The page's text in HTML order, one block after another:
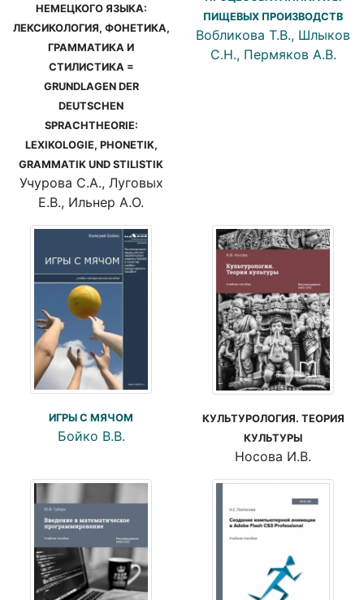
НЕМЕЦКОГО ЯЗЫКА:
ЛЕКСИКОЛОГИЯ, ФОНЕТИКА,
ГРАММАТИКА И
СТИЛИСТИКА =
GRUNDLAGEN DER
DEUTSCHEN
SPRACHTHEORIE:
LEXIKOLOGIE, PHONETIK,
GRAMMATIK UND STILISTIK
Учурова С.А., Луговых
Е.В., Ильнер А.О.
ПИЩЕВЫХ ПРОИЗВОДСТВ
Вобликова Т.В., Шлыков
С.Н., Пермяков А.В.
ИГРЫ С МЯЧОМ
Бойко В.В.
КУЛЬТУРОЛОГИЯ. ТЕОРИЯ
КУЛЬТУРЫ
Носова И.В.